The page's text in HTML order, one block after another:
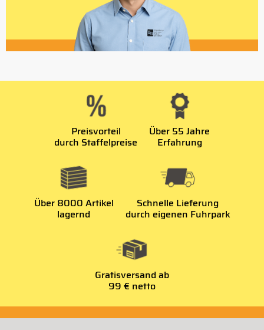
Preisvorteil
durch Staffelpreise
Über 55 Jahre
Erfahrung
Über 8000 Artikel
lagernd
Schnelle Lieferung
durch eigenen Fuhrpark
Gratisversand ab
99 € netto